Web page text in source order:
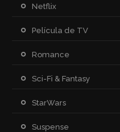
Netflix
Película de TV
Romance
Sci-Fi & Fantasy
StarWars
Suspense